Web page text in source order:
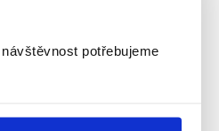
potřebujeme